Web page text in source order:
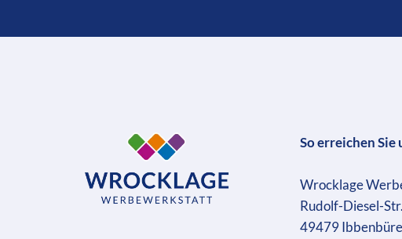
So erreichen Sie
Wrocklage
Rudolf-Diesel-
49479